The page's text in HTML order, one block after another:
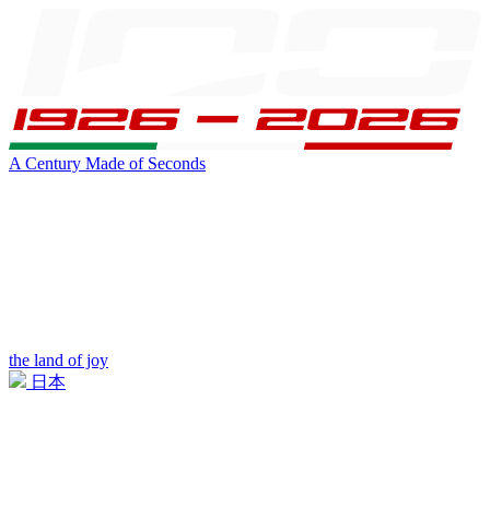
A Century Made of Seconds
the land of joy
日本